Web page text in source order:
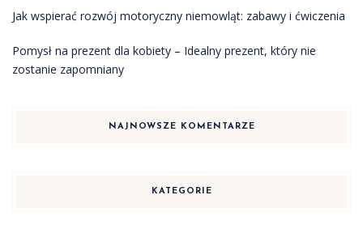
Jak wspierać rozwój motoryczny niemowląt: zabawy i ćwiczenia
Pomysł na prezent dla kobiety – Idealny prezent, który nie
zostanie zapomniany
NAJNOWSZE KOMENTARZE
KATEGORIE